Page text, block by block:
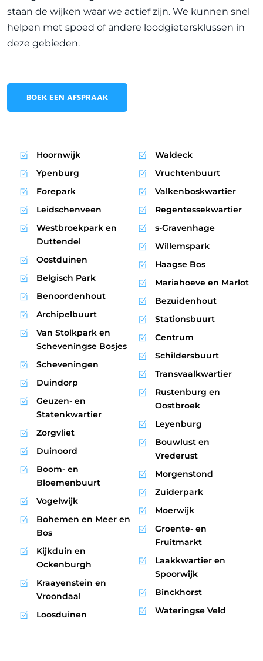
staan de wijken waar we actief zijn. We kunnen snel
helpen met spoed of andere loodgietersklussen in
deze gebieden.
Hoornwijk
Ypenburg
Forepark
Leidschenveen
Westbroekpark en
Duttendel
Oostduinen
Belgisch Park
Benoordenhout
Archipelbuurt
Van Stolkpark en
Scheveningse Bosjes
Scheveningen
Duindorp
Geuzen- en
Statenkwartier
Zorgvliet
Duinoord
Boom- en
Bloemenbuurt
Vogelwijk
Bohemen en Meer en
Bos
Kijkduin en
Ockenburgh
Kraayenstein en
Vroondaal
Loosduinen
Waldeck
Vruchtenbuurt
Valkenboskwartier
Regentessekwartier
s-Gravenhage
Willemspark
Haagse Bos
Mariahoeve en Marlot
Bezuidenhout
Stationsbuurt
Centrum
Schildersbuurt
Transvaalkwartier
Rustenburg en
Oostbroek
Leyenburg
Bouwlust en
Vrederust
Morgenstond
Zuiderpark
Moerwijk
Groente- en
Fruitmarkt
Laakkwartier en
Spoorwijk
Binckhorst
Wateringse Veld
BOEK EEN AFSPRAAK